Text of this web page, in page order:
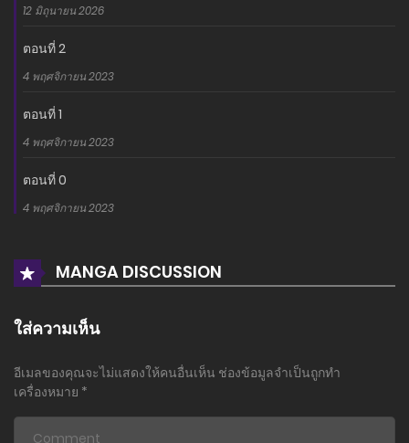
12 มิถุนายน 2026
ตอนที่ 2
4 พฤศจิกายน 2023
ตอนที่ 1
4 พฤศจิกายน 2023
ตอนที่ 0
4 พฤศจิกายน 2023
MANGA DISCUSSION
ใส่ความเห็น
อีเมลของคุณจะไม่แสดงให้คนอื่นเห็น ช่องข้อมูลจำเป็นถูกทำ
เครื่องหมาย *